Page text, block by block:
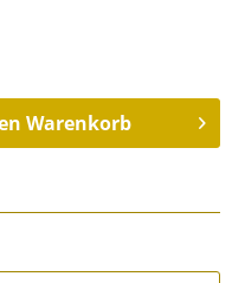
Warenkorb